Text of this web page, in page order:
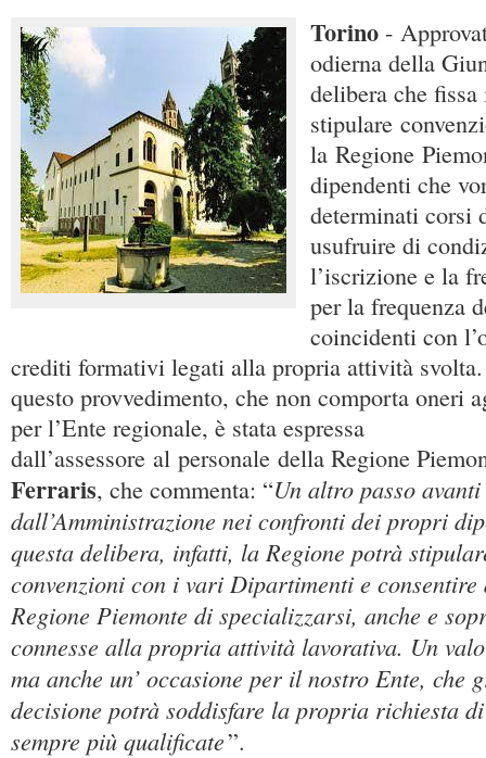
Torino -
odierna della
delibera che
stipulare
la Regione
dipendenti che
determinati corsi
usufruire di
l’iscrizione e la
per la frequenza
coincidenti con
crediti formativi legati alla propria attività
questo provvedimento, che non comporta oneri
per l’Ente regionale, è stata espressa
dall’assessore al personale della Regione
Ferraris, che commenta: “Un altro passo
dall’Amministrazione nei confronti dei propri
questa delibera, infatti, la Regione potrà
convenzioni con i vari Dipartimenti e
Regione Piemonte di specializzarsi, anche e
connesse alla propria attività lavorativa. Un
ma anche un’ occasione per il nostro Ente, che
decisione potrà soddisfare la propria richiesta
sempre più qualificate”.